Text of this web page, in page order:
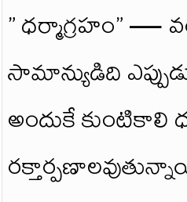
” ధర్మాగ్రహం” —
సామాన్యుడిది
అందుకే కుంటికాలి